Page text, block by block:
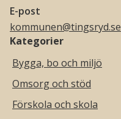
E-post
kommunen@tingsryd.se
Kategorier
Bygga, bo och miljö
Omsorg och stöd
Förskola och skola